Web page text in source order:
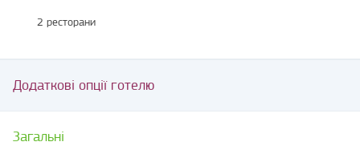
2 ресторани
Додаткові опції готелю
Загальні